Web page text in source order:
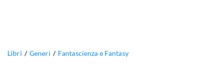
Libri Generi Fantascienza e Fantasy